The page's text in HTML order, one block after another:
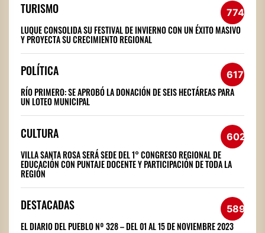
TURISMO 774
LUQUE CONSOLIDA SU FESTIVAL DE INVIERNO CON UN ÉXITO MASIVO
Y PROYECTA SU CRECIMIENTO REGIONAL
POLÍTICA 617
RÍO PRIMERO: SE APROBÓ LA DONACIÓN DE SEIS HECTÁREAS PARA
UN LOTEO MUNICIPAL
CULTURA 602
VILLA SANTA ROSA SERÁ SEDE DEL 1° CONGRESO REGIONAL DE
EDUCACIÓN CON PUNTAJE DOCENTE Y PARTICIPACIÓN DE TODA LA
REGIÓN
DESTACADAS 589
EL DIARIO DEL PUEBLO Nº 328 – DEL 01 AL 15 DE NOVIEMBRE 2023